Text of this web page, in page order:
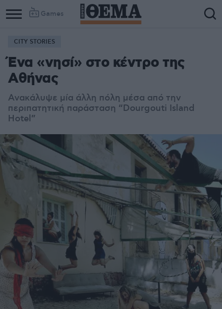
Games
CITY STORIES
Ένα «νησί» στο κέντρο της
Αθήνας
Ανακάλυψε μία άλλη πόλη μέσα από την
περιπατητική παράσταση “Dourgouti Island
Hotel”